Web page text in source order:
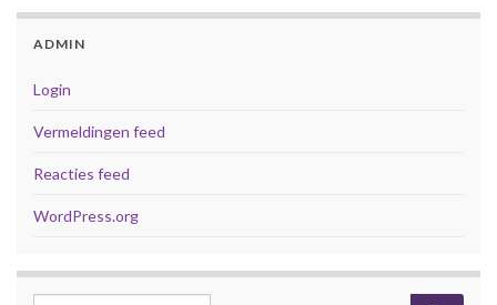
ADMIN
Login
Vermeldingen feed
Reacties feed
WordPress.org